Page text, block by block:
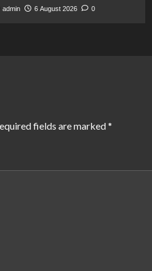
admin 6 August 2026 0
fields are marked*